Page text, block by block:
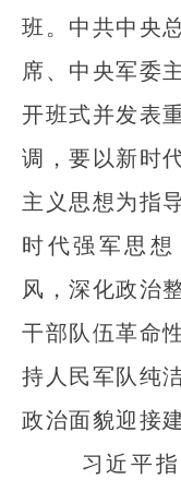
班。中共中央
席、中央军委
开班式并发表
调，要以新时
主义思想为指
时代强军思
风，深化政治
干部队伍革命
持人民军队纯
政治面貌迎接
习近平指